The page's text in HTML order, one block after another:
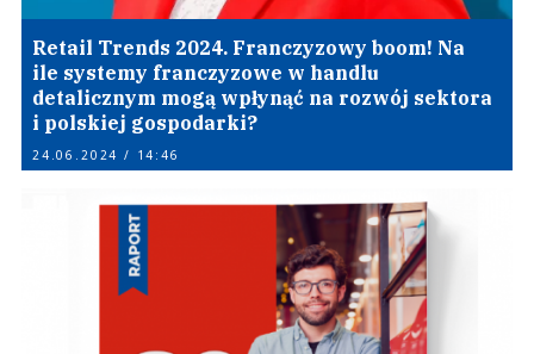
Retail Trends 2024. Franczyzowy boom! Na
ile systemy franczyzowe w handlu
detalicznym mogą wpłynąć na rozwój sektora
i polskiej gospodarki?
24.06.2024 / 14:46